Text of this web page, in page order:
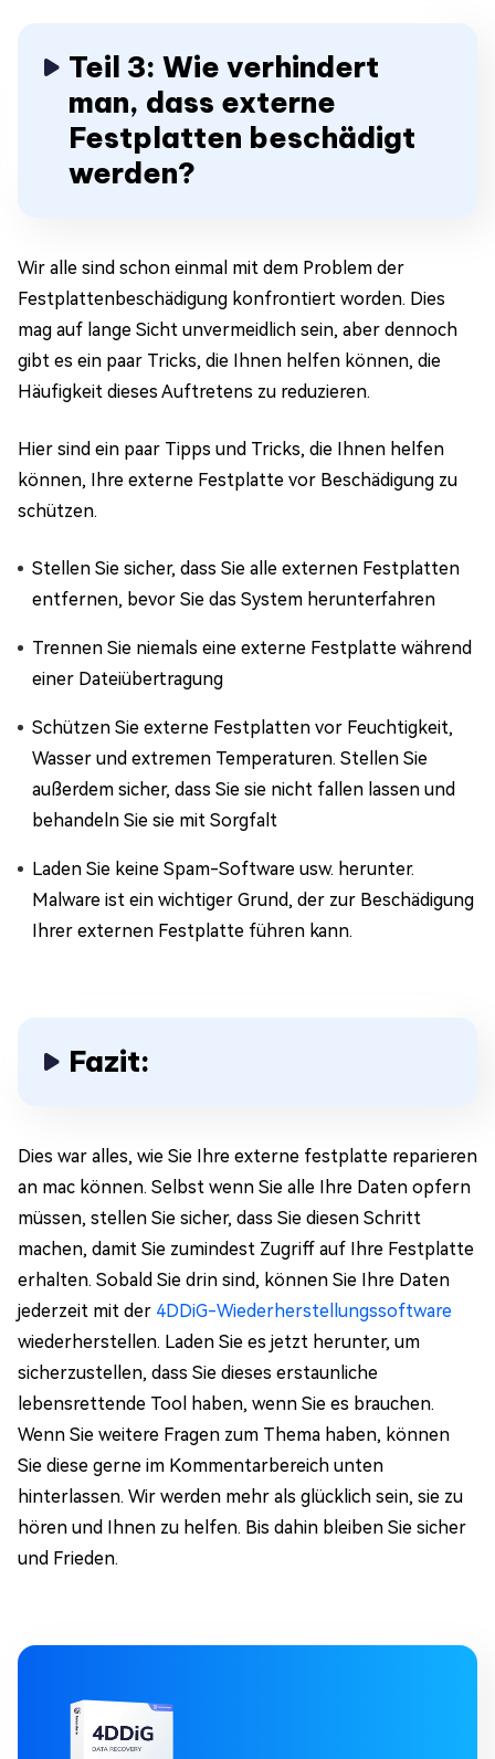
Teil 3: Wie verhindert
man, dass externe
Festplatten beschädigt
werden?
Wir alle sind schon einmal mit dem Problem der
Festplattenbeschädigung konfrontiert worden. Dies
mag auf lange Sicht unvermeidlich sein, aber dennoch
gibt es ein paar Tricks, die Ihnen helfen können, die
Häufigkeit dieses Auftretens zu reduzieren.
Hier sind ein paar Tipps und Tricks, die Ihnen helfen
können, Ihre externe Festplatte vor Beschädigung zu
schützen.
Stellen Sie sicher, dass Sie alle externen Festplatten
entfernen, bevor Sie das System herunterfahren
Trennen Sie niemals eine externe Festplatte während
einer Dateiübertragung
Schützen Sie externe Festplatten vor Feuchtigkeit,
Wasser und extremen Temperaturen. Stellen Sie
außerdem sicher, dass Sie sie nicht fallen lassen und
behandeln Sie sie mit Sorgfalt
Laden Sie keine Spam-Software usw. herunter.
Malware ist ein wichtiger Grund, der zur Beschädigung
Ihrer externen Festplatte führen kann.
Fazit:
Dies war alles, wie Sie Ihre externe festplatte reparieren
an mac können. Selbst wenn Sie alle Ihre Daten opfern
müssen, stellen Sie sicher, dass Sie diesen Schritt
machen, damit Sie zumindest Zugriff auf Ihre Festplatte
erhalten. Sobald Sie drin sind, können Sie Ihre Daten
jederzeit mit der 4DDiG-Wiederherstellungssoftware
wiederherstellen. Laden Sie es jetzt herunter, um
sicherzustellen, dass Sie dieses erstaunliche
lebensrettende Tool haben, wenn Sie es brauchen.
Wenn Sie weitere Fragen zum Thema haben, können
Sie diese gerne im Kommentarbereich unten
hinterlassen. Wir werden mehr als glücklich sein, sie zu
hören und Ihnen zu helfen. Bis dahin bleiben Sie sicher
und Frieden.